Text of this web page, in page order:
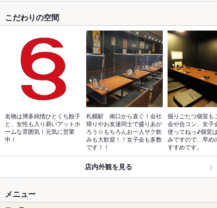
こだわりの空間
名物は博多純情ひとくち餃子
と、女性も入り易いアットホ
ームな雰囲気！元気に営業
中！
札幌駅　南口から直ぐ！会社
帰りやお友達同士で盛りあが
ろう☆もちろんお一人サク飲
みも大歓迎！！女子会も多数
です！！
掘りごたつ個室も
会や合コン、女子
使ってねっ♪個室
みですので、早め
すすめです。
店内外観を見る
メニュー